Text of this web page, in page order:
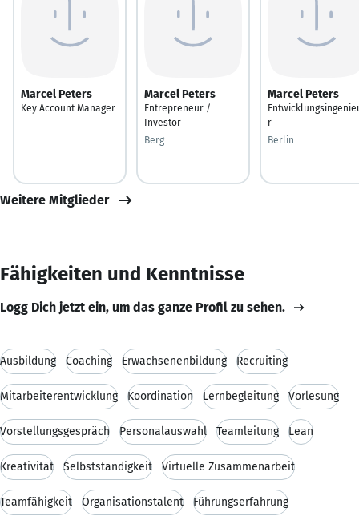
Marcel Peters
Key Account Manager
Marcel Peters
Entrepreneur /
Investor
Berg
Marcel Peters
r
Berlin
Weitere Mitglieder
Fähigkeiten und Kenntnisse
Logg Dich jetzt ein, um das ganze Profil zu sehen.
Ausbildung Coaching Erwachsenenbildung Recruiting
Mitarbeiterentwicklung Koordination Lernbegleitung Vorlesung
Vorstellungsgespräch Personalauswahl Teamleitung Lean
Kreativität Selbstständigkeit Virtuelle Zusammenarbeit
Teamfähigkeit Organisationstalent Führungserfahrung